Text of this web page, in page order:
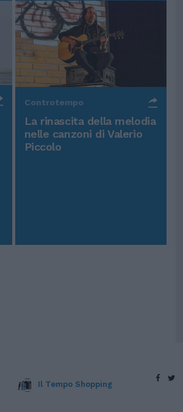
Controtempo
La rinascita della melodia
nelle canzoni di Valerio
Piccolo
Il Tempo Shopping